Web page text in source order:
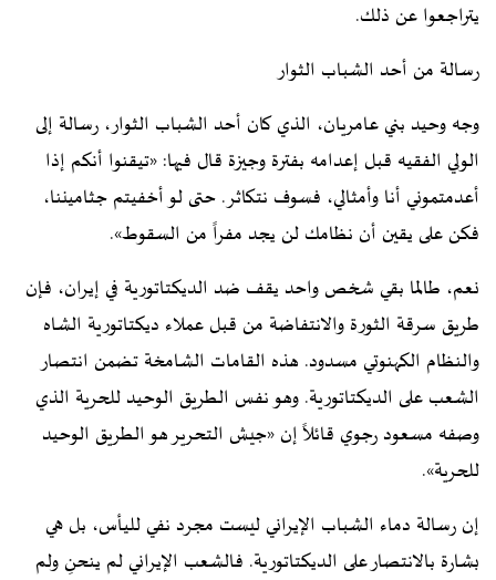
يتراجعوا عن ذلك.
رسالة من أحد الشباب الثوار
وجه وحيد بني عامريان، الذي كان أحد الشباب الثوار، رسالة إلى
الولي الفقيه قبل إعدامه بفترة وجيزة قال فيها: «تيقنوا أنكم إذا
أعدمتموني أنا وأمثالي، فسوف نتكاثر. حتى لو أخفيتم جثاميننا،
فكن على يقين أن نظامك لن يجد مفراً من السقوط».
نعم، طالما بقي شخص واحد يقف ضد الديكتاتورية في إيران، فإن
طريق سرقة الثورة والانتفاضة من قبل عملاء ديكتاتورية الشاه
والنظام الكهنوتي مسدود. هذه القامات الشامخة تضمن انتصار
الشعب على الديكتاتورية. وهو نفس الطريق الوحيد للحرية الذي
وصفه مسعود رجوي قائلاً إن «جيش التحرير هو الطريق الوحيد
للحرية».
إن رسالة دماء الشباب الإيراني ليست مجرد نفي لليأس، بل هي
بشارة بالانتصار على الديكتاتورية. فالشعب الإيراني لم ينحنِ ولم